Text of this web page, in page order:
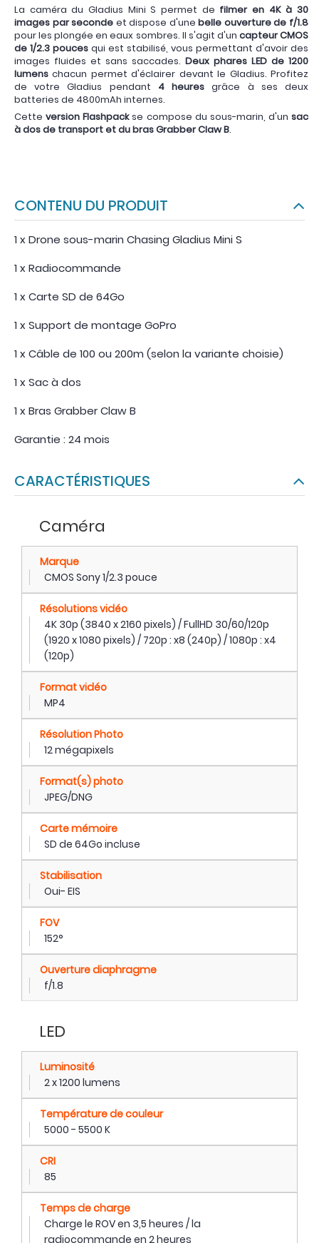
La caméra du Gladius Mini S permet de filmer en 4K à 30
images par seconde et dispose d'une belle ouverture de f/1.8
pour les plongée en eaux sombres. Il s'agit d'un capteur CMOS
de 1/2.3 pouces qui est stabilisé, vous permettant d'avoir des
images fluides et sans saccades. Deux phares LED de 1200
lumens chacun permet d'éclairer devant le Gladius. Profitez
de votre Gladius pendant 4 heures grâce à ses deux
batteries de 4800mAh internes.
Cetteversion Flashpackse compose du sous-marin, d'un sac
à dos de transport et du bras Grabber Claw B.
CONTENU DU PRODUIT
1 x Drone sous-marin Chasing Gladius Mini S
1 x Radiocommande
1 x Carte SD de 64Go
1 x Support de montage GoPro
1 x Câble de 100 ou 200m (selon la variante choisie)
1 x Sac à dos
1 x Bras Grabber Claw B
Garantie : 24 mois
CARACTÉRISTIQUES
Caméra
Marque
CMOS Sony 1/2.3 pouce
Résolutions vidéo
4K 30p (3840 x 2160 pixels) / FullHD 30/60/120p
(1920 x 1080 pixels) / 720p : x8 (240p) / 1080p : x4
(120p)
Format vidéo
MP4
Résolution Photo
12 mégapixels
Format(s) photo
JPEG/DNG
Carte mémoire
SD de 64Go incluse
Stabilisation
Oui- EIS
FOV
152°
Ouverture diaphragme
f/1.8
LED
Luminosité
2 x 1200 lumens
Température de couleur
5000 - 5500 K
CRI
85
Temps de charge
Charge le ROV en 3,5 heures / la
radiocommande en 2 heures